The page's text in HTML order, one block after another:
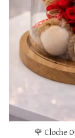
🌹 Cloche